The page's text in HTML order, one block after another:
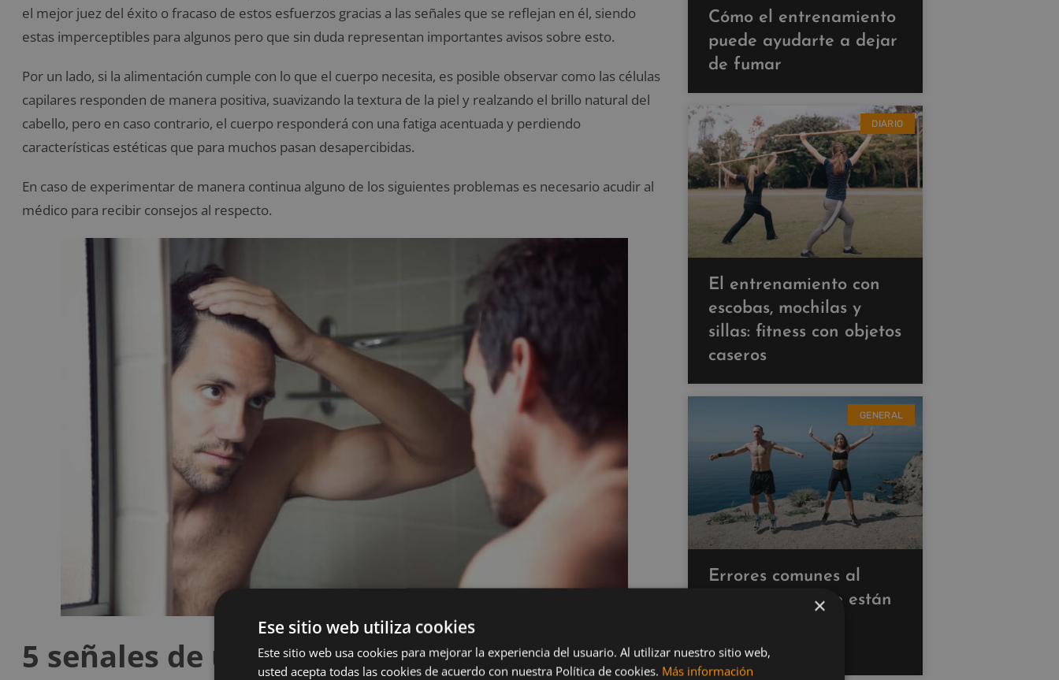
el mejor juez del éxito o fracaso de estos esfuerzos gracias a las señales que se reflejan en él, siendo
estas imperceptibles para algunos pero que sin duda representan importantes avisos sobre esto.
Por un lado, si la alimentación cumple con lo que el cuerpo necesita, es posible observar como las células
capilares responden de manera positiva, suavizando la textura de la piel y realzando el brillo natural del
cabello, pero en caso contrario, el cuerpo responderá con una fatiga acentuada y perdiendo
características estéticas que para muchos pasan desapercibidas.
En caso de experimentar de manera continua alguno de los siguientes problemas es necesario acudir al
médico para recibir consejos al respecto.
5 señales de un déficit nutricional
Cómo el entrenamiento
puede ayudarte a dejar
de fumar
DIARIO
El entrenamiento con
escobas, mochilas y
sillas: fitness con objetos
caseros
GENERAL
Errores comunes al
hacer cardio que están
resultados
×
Ese sitio web utiliza cookies
Este sitio web usa cookies para mejorar la experiencia del usuario. Al utilizar nuestro sitio web,
usted acepta todas las cookies de acuerdo con nuestra Política de cookies. Más información